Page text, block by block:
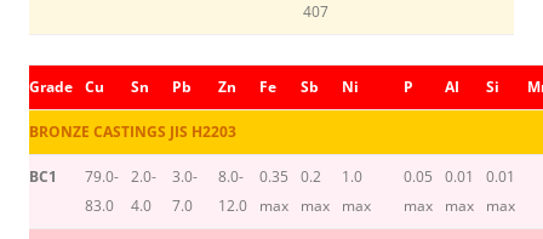
407
Grade Cu Sn Pb Zn Fe Sb Ni P AI Si
BRONZE CASTINGS JIS H2203
BC1
79.0-
83.0
2.0-
4.0
3.0-
7.0
8.0-
12.0
0.35
max
0.2
max
1.0
max
0.05
max
0.01
max
0.01
max